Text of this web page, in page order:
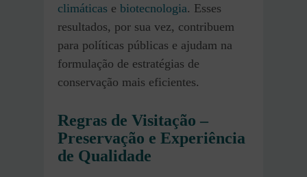
climáticas e biotecnologia. Esses
resultados, por sua vez, contribuem
para políticas públicas e ajudam na
formulação de estratégias de
conservação mais eficientes.
Regras de Visitação –
Preservação e Experiência
de Qualidade